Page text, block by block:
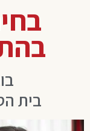
בית